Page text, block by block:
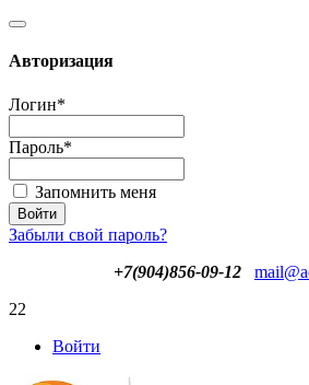
Авторизация
Логин*
Пароль*
Запомнить меня
Забыли свой пароль?
+7(904)856-09-12
22
Войти